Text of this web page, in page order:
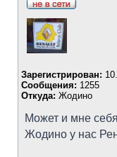
Зарегистрирован:
Сообщения: 1255
Откуда: Жодино
Может и мне
Жодино у нас